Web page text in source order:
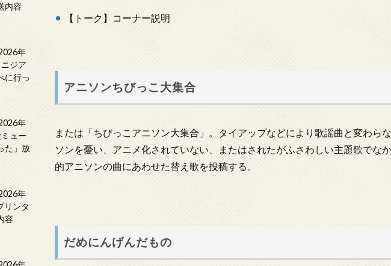
【トーク】コーナー説明
アニソンちびっこ大集合
または「ちびっこアニソン大集合」。タイアップなどにより歌謡曲と変わら
ソンを憂い、アニメ化されていない、またはされたがふさわしい主題歌でな
的アニソンの曲にあわせた替え歌を投稿する。
だめにんげんだもの
内容
年
ジア
に行っ
年
ュー
た」放
年
リンタ
容